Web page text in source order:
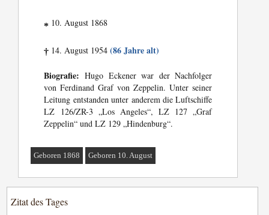
* 10. August 1868
† 14. August 1954(86 Jahre alt)
Biografie: Hugo Eckener war der Nachfolger
von Ferdinand Graf von Zeppelin. Unter seiner
Leitung entstanden unter anderem die Luftschiffe
LZ 126/ZR-3 „Los Angeles“, LZ 127 „Graf
Zeppelin“ und LZ 129 „Hindenburg“.
Geboren 1868 Geboren 10. August
Zitat des Tages